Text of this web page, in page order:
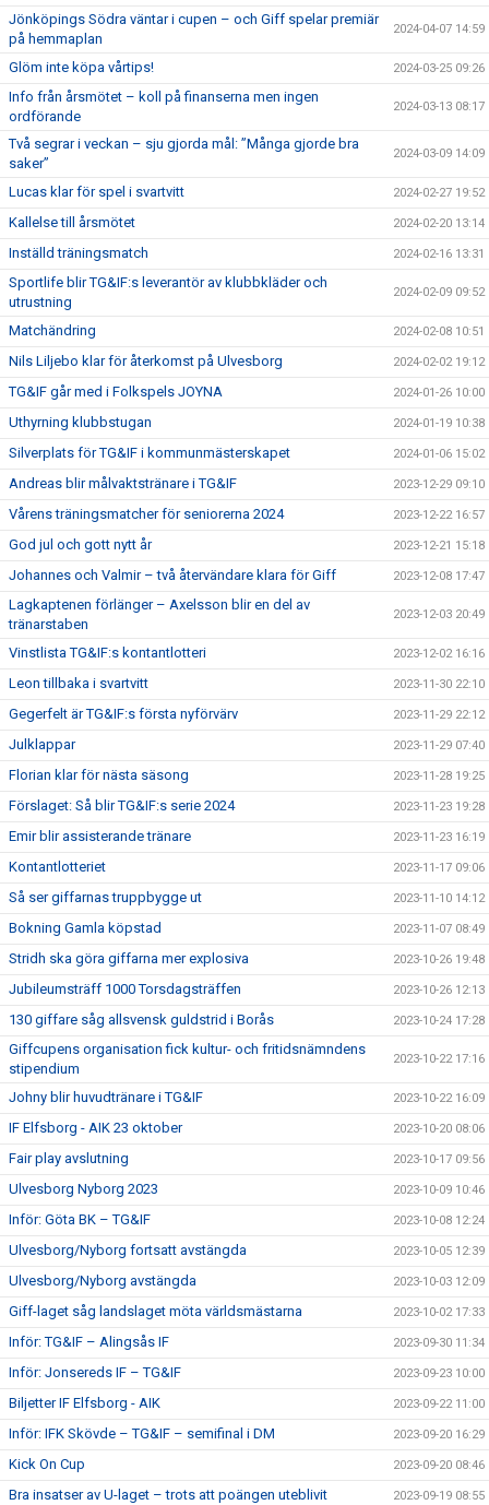
Jönköpings Södra väntar i cupen – och Giff spelar premiär
på hemmaplan
2024-04-07 14:59
Glöm inte köpa vårtips! 2024-03-25 09:26
Info från årsmötet – koll på finanserna men ingen
ordförande
2024-03-13 08:17
Två segrar i veckan – sju gjorda mål: ”Många gjorde bra
saker”
2024-03-09 14:09
Lucas klar för spel i svartvitt 2024-02-27 19:52
Kallelse till årsmötet 2024-02-20 13:14
Inställd träningsmatch 2024-02-16 13:31
Sportlife blir TG&IF:s leverantör av klubbkläder och
utrustning
2024-02-09 09:52
Matchändring 2024-02-08 10:51
Nils Liljebo klar för återkomst på Ulvesborg 2024-02-02 19:12
TG&IF går med i Folkspels JOYNA 2024-01-26 10:00
Uthyrning klubbstugan 2024-01-19 10:38
Silverplats för TG&IF i kommunmästerskapet 2024-01-06 15:02
Andreas blir målvaktstränare i TG&IF 2023-12-29 09:10
Vårens träningsmatcher för seniorerna 2024 2023-12-22 16:57
God jul och gott nytt år 2023-12-21 15:18
Johannes och Valmir – två återvändare klara för Giff 2023-12-08 17:47
Lagkaptenen förlänger – Axelsson blir en del av
tränarstaben
2023-12-03 20:49
Vinstlista TG&IF:s kontantlotteri 2023-12-02 16:16
Leon tillbaka i svartvitt 2023-11-30 22:10
Gegerfelt är TG&IF:s första nyförvärv 2023-11-29 22:12
Julklappar 2023-11-29 07:40
Florian klar för nästa säsong 2023-11-28 19:25
Förslaget: Så blir TG&IF:s serie 2024 2023-11-23 19:28
Emir blir assisterande tränare 2023-11-23 16:19
Kontantlotteriet 2023-11-17 09:06
Så ser giffarnas truppbygge ut 2023-11-10 14:12
Bokning Gamla köpstad 2023-11-07 08:49
Stridh ska göra giffarna mer explosiva 2023-10-26 19:48
Jubileumsträff 1000 Torsdagsträffen 2023-10-26 12:13
130 giffare såg allsvensk guldstrid i Borås 2023-10-24 17:28
Giffcupens organisation fick kultur- och fritidsnämndens
stipendium
2023-10-22 17:16
Johny blir huvudtränare i TG&IF 2023-10-22 16:09
IF Elfsborg - AIK 23 oktober 2023-10-20 08:06
Fair play avslutning 2023-10-17 09:56
Ulvesborg Nyborg 2023 2023-10-09 10:46
Inför: Göta BK – TG&IF 2023-10-08 12:24
Ulvesborg/Nyborg fortsatt avstängda 2023-10-05 12:39
Ulvesborg/Nyborg avstängda 2023-10-03 12:09
Giff-laget såg landslaget möta världsmästarna 2023-10-02 17:33
Inför: TG&IF – Alingsås IF 2023-09-30 11:34
Inför: Jonsereds IF – TG&IF 2023-09-23 10:00
Biljetter IF Elfsborg - AIK 2023-09-22 11:00
Inför: IFK Skövde – TG&IF – semifinal i DM 2023-09-20 16:29
Kick On Cup 2023-09-20 08:46
Bra insatser av U-laget – trots att poängen uteblivit 2023-09-19 08:55